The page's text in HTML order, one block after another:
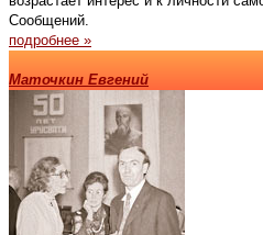
Сообщений.
подробнее »
Маточкин Евгений